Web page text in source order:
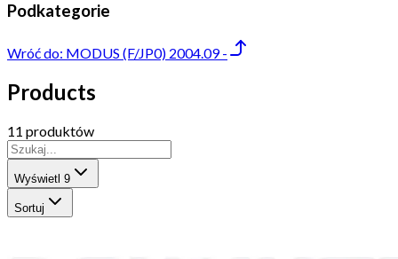
Podkategorie
Wróć do: MODUS (F/JP0) 2004.09 -
Products
11 produktów
Wyświetl 9
Sortuj